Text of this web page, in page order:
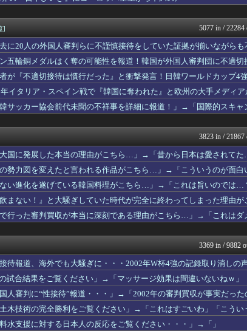
特別な生き様に各国から称賛の声
【海外の反応】
アスがアストンヴィラ戦で決めたゴラ...
ワールドサッカ
ビーでホームラン連発！【MLB】
ボールパーク速
当日にデビュー！圧巻3連続ブロックも...
NO FOOTY NO
亡くなったことに世界が騒然！←「日本...
海外の反応スポ
人審判らに不謹慎接待をしていた証拠...
世界の憂鬱 海
る？（海外の反応）
わーすぽ 海外の
ざりだ。ウィーブの評判のせいで自分も...
ガラパゴスジャ
が待ってるの」一週間寝たきりの人が立...
Ask Reddit まと
6回2失点の力投もド軍7連敗！（海外...
海外のお前ら
本当の理由がこちら…」→「昔から日本...
海外トークログ
ちら・・・」
コリアル
うな展開だ」（海外の反応）
海外さんいらっ
ートル、世界一高い木が地図から消...
みんな知ってた
（海外の反応）
世界はグーチョ
断！【MLB】
ボールパーク速
←「素晴らしい挑戦だ」（海外の反応...
海外の反応スポ
ール】
ポーランドボー
るネットミームとしての任天堂やポケモ...
Red4 海外の反
今でも見劣りしない！
JDM速報 海外の
、終戦MOU署名方式で対立…イランは...
韓国ニュース反
チョーク、社長が最後に選んだ相手」
ニチカン！
でも大騒ぎに・・・2002年W杯4強...
海外の反応 お隣
スカット400房が盗難被害に（海外の...
海外のお前ら 海
義のせいで崩壊しつつある」（海外の...
かいこれ！ 海外
リーなどでカブスが5連勝！（海外の...
わーすぽ 海外の
はく奪の可能性を報道！韓国が外国人審...
世界の憂鬱 海外
] 5077 in / 22284
に20人の外国人審判らに不謹慎接待をしていた証拠が揃いながら
五輪銅メダルはく奪の可能性を報道！韓国が外国人審判団に不適切
が『不適切接待は慣行だった』と衝撃発言！日韓ワールドカップ4
イタリア・スペイン戦で『韓国に奪われた』と欧州の大手メディア
サッカー協会前代未聞の不祥事を詳細に報道！」→「国際的スキャ
3823 in / 21867
国に発展した本当の理由がこちら…」→「昔から日本は愛されて
勢力図を変えたと言われる作品がこちら…」→「こういうのが面
い進化を遂げている韓国料理がこちら…」→「これは旨いのでは…
まない！』と大騒ぎしていた時代が完全に終わってしまった理由
行った審判買収が本当に深刻である理由がこちら…」→「これはダ
3369 in / 9882
待報道、海外でも大騒ぎに・・・2002年W杯4強の記録取り消し
る」「国民や国が築いた国格をサッカー選手が足で蹴り飛ばすね」
試合結果をご覧ください」→「マッサージ効果は間違いないねｗ」
人審判に“性接待”報道・・・」→「2002年の審判買収が事実だっ
「もうサッカー代表、サッカー協会解散しよう」
木技術の完全勝利をご覧ください」→「これはすごいわ」「こうい
・」「あれがまさに経験値である」
水支援に対する日本人の反応をご覧ください・・・」→「」